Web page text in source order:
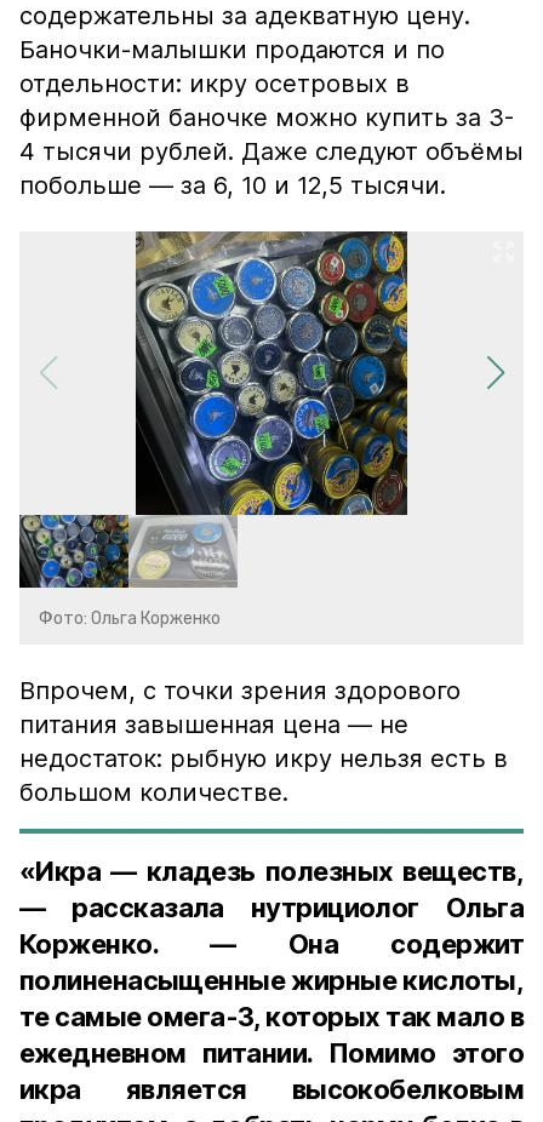
содержательны за адекватную цену.
Баночки-малышки продаются и по
отдельности: икру осетровых в
фирменной баночке можно купить за 3-
4 тысячи рублей. Даже следуют объёмы
побольше — за 6, 10 и 12,5 тысячи.
Фото: Ольга Корженко
Впрочем, с точки зрения здорового
питания завышенная цена — не
недостаток: рыбную икру нельзя есть в
большом количестве.
«Икра — кладезь полезных веществ,
— рассказала нутрициолог Ольга
Корженко. — Она содержит
полиненасыщенные жирные кислоты,
те самые омега-3, которых так мало в
ежедневном питании. Помимо этого
икра является высокобелковым